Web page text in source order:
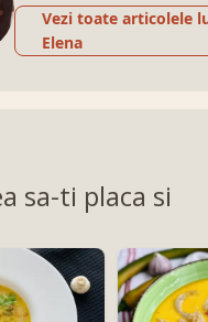
Vezi toate articolele
Elena
sa-ti placa si